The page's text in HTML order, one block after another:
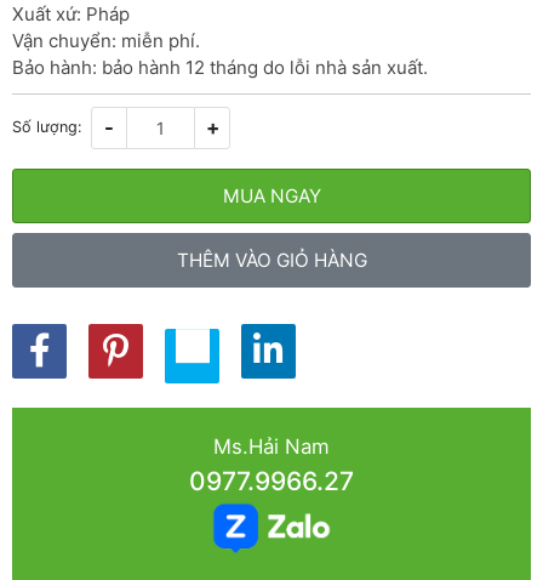
Xuất xứ: Pháp
Vận chuyển: miễn phí.
Bảo hành: bảo hành 12 tháng do lỗi nhà sản xuất.
Số lượng: - +
MUA NGAY
THÊM VÀO GIỎ HÀNG
Ms.Hải Nam
0977.9966.27